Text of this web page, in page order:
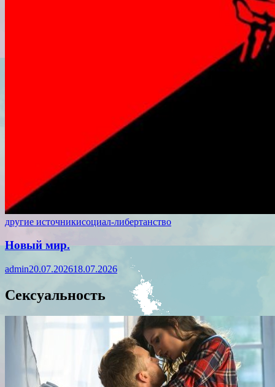
другие источникисоциал-либертанство
Новый мир.
admin20.07.202618.07.2026
Сексуальность